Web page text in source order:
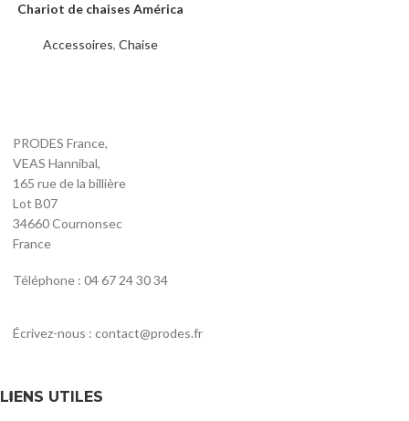
Chariot de chaises América
Accessoires, Chaise
PRODES France,
VEAS Hannibal,
165 rue de la billière
Lot B07
34660 Cournonsec
France
Téléphone : 04 67 24 30 34
Écrivez-nous : contact@prodes.fr
LIENS UTILES